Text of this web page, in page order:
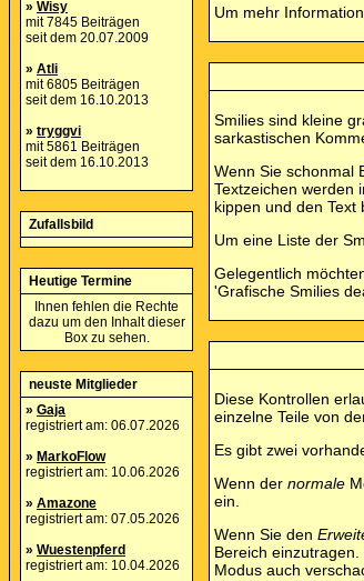
» Wisy
mit 7845 Beiträgen
seit dem 20.07.2009
» Atli
mit 6805 Beiträgen
seit dem 16.10.2013
» tryggvi
mit 5861 Beiträgen
seit dem 16.10.2013
Zufallsbild
Heutige Termine
Ihnen fehlen die Rechte
dazu um den Inhalt dieser
Box zu sehen.
neuste Mitglieder
» Gaja
registriert am: 06.07.2026
» MarkoFlow
registriert am: 10.06.2026
» Amazone
registriert am: 07.05.2026
» Wuestenpferd
registriert am: 10.04.2026
Um mehr
Smilies sind kleine
sarkastischen
Wenn Sie schonmal
Textzeichen werden
kippen und den
Um eine Liste der
Gelegentlich
'Grafische Smilies
Diese Kontrollen
einzelne Teile von
Es gibt zwei
Wenn der normale
ein.
Wenn Sie den
Bereich
Modus auch